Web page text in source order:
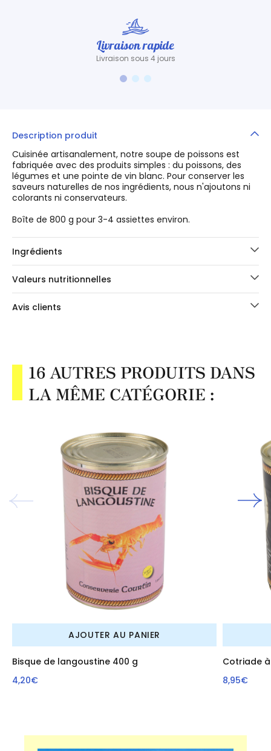
Livraison rapide
Livraison sous 4 jours
Description produit
Cuisinée artisanalement, notre soupe de poissons est
fabriquée avec des produits simples : du poissons, des
légumes et une pointe de vin blanc. Pour conserver les
saveurs naturelles de nos ingrédients, nous n'ajoutons ni
colorants ni conservateurs.
Boîte de 800 g pour 3-4 assiettes environ.
Ingrédients
Valeurs nutritionnelles
Avis clients
16 AUTRES PRODUITS DANS
LA MÊME CATÉGORIE :
AJOUTER AU PANIER
Bisque de langoustine 400 g
4,20€
Cotriade
8,95€